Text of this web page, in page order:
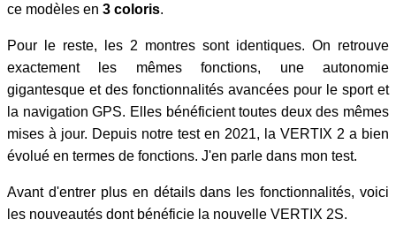
ce modèles en 3 coloris.
Pour le reste, les 2 montres sont identiques. On retrouve
exactement les mêmes fonctions, une autonomie
gigantesque et des fonctionnalités avancées pour le sport et
la navigation GPS. Elles bénéficient toutes deux des mêmes
mises à jour. Depuis notre test en 2021, la VERTIX 2 a bien
évolué en termes de fonctions. J'en parle dans mon test.
Avant d'entrer plus en détails dans les fonctionnalités, voici
les nouveautés dont bénéficie la nouvelle VERTIX 2S.